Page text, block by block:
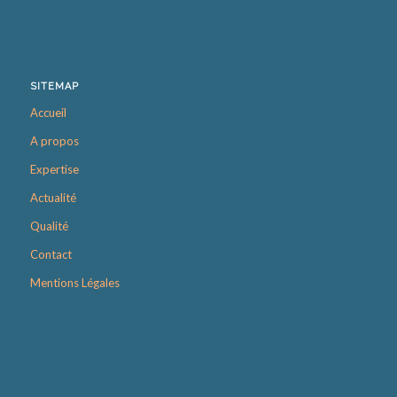
SITEMAP
Accueil
A propos
Expertise
Actualité
Qualité
Contact
Mentions Légales